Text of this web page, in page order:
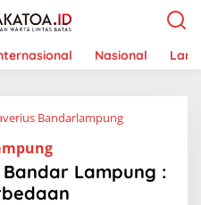
Nasional
Bandarlampung
N
S
Bandar Lampung :